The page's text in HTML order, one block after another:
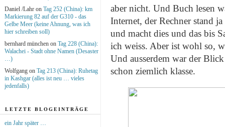
aber nicht. Und Buch lesen
Internet, der Rechner stand
und macht dies und das bis
ich weiss. Aber ist wohl so,
Und ausserdem war der
schon ziemlich klasse.
Daniel /Lahr on Tag 252 (China): km
Markierung 82 auf der G310 - das
Gelbe Meer (keine Ahnung, was ich
hier schreiben soll)
bernhard münchen on Tag 228 (China):
Walachei - Stadt ohne Namen (Desaster
…)
Wolfgang on Tag 213 (China): Ruhetag
in Kashgar (alles ist neu … vieles
jedenfalls)
LETZTE BLOGEINTRÄGE
ein Jahr später …